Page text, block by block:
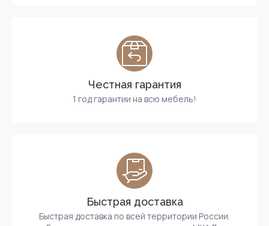
Честная гарантия
1 год гарантии на всю мебель!
Быстрая доставка
Быстрая доставка по всей территории России.